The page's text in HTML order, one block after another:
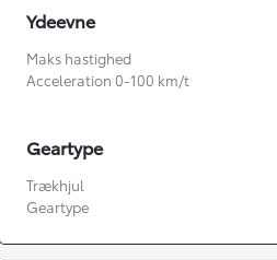
Ydeevne
Maks hastighed
Acceleration 0-100 km/t
Geartype
Trækhjul
Geartype